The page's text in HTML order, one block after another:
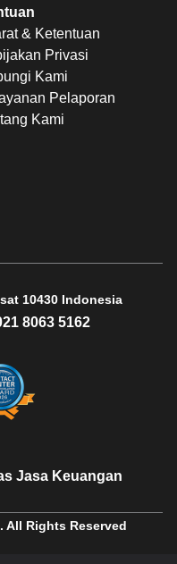
& Ketentuan
Privasi
Kami
Pelaporan
Kami
Jasa Keuangan
10430 Indonesia
8063 5162
All Rights Reserved